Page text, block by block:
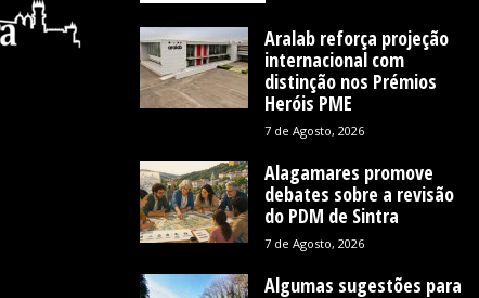
Aralab reforça projeção
internacional com
distinção nos Prémios
Heróis PME
7 de Agosto, 2026
Alagamares promove
debates sobre a revisão
do PDM de Sintra
7 de Agosto, 2026
Algumas sugestões para